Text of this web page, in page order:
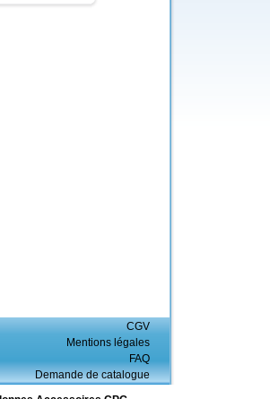
CGV
Mentions légales
FAQ
Demande de catalogue